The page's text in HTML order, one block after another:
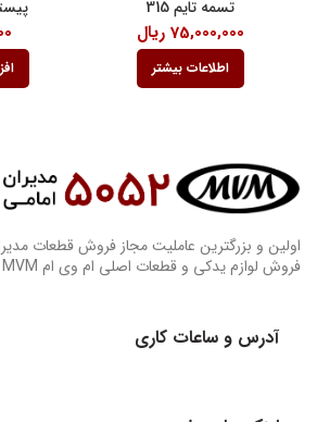
تسمه تایم 315
75,000,000 ریال
اطلاعات بیشتر
اولین و بزرگترین عاملیت مجاز فروش قطعات
فروش لوازم یدکی و قطعات اصلی ام وی ام MVM و چری Chery
آدرس و ساعات کاری